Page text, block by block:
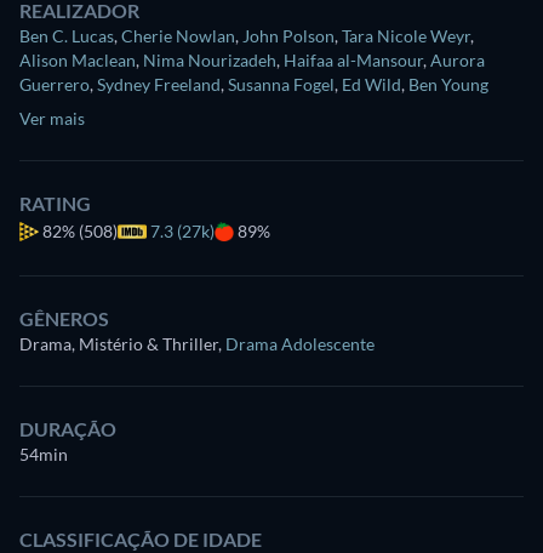
REALIZADOR
Ben C. Lucas,Cherie Nowlan, John Polson,Tara Nicole Weyr,
Alison Maclean, Nima Nourizadeh, Haifaa al-Mansour,Aurora
Guerrero,Sydney Freeland,Susanna Fogel, Ed Wild, Ben Young
Ver mais
RATING
82% (508) 7.3 (27k) 89%
GÊNEROS
Drama, Mistério & Thriller, Drama Adolescente
DURAÇÃO
54min
CLASSIFICAÇÃO DE IDADE